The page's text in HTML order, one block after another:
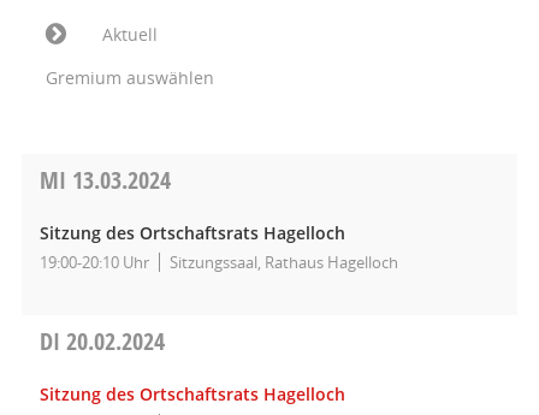
Aktuell
Gremium auswählen
MI 13.03.2024
Sitzung des Ortschaftsrats Hagelloch
19:00-20:10 Uhr Sitzungssaal, Rathaus Hagelloch
DI 20.02.2024
Sitzung des Ortschaftsrats Hagelloch